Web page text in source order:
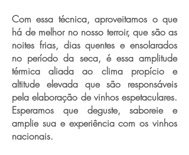
Com essa técnica, aproveitamos o que
há de melhor no nosso terroir, que são as
noites frias, dias quentes e ensolarados
no período da seca, é essa amplitude
térmica aliada ao clima propício e
altitude elevada que são responsáveis
pela elaboração de vinhos espetaculares.
Esperamos que deguste, saboreie e
amplie sua e experiência com os vinhos
nacionais.